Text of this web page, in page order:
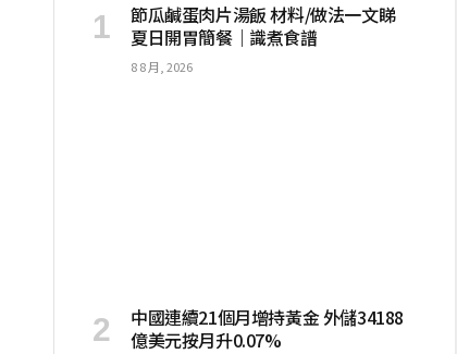
節瓜鹹蛋肉片湯飯 材料/做法一文睇
夏日開胃簡餐｜識煮食譜
8 8 月, 2026
中國連續21個月增持黃金 外儲34188
億美元按月升0.07%